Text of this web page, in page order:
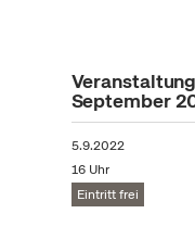
September
5.9.2022
16 Uhr
Eintritt frei